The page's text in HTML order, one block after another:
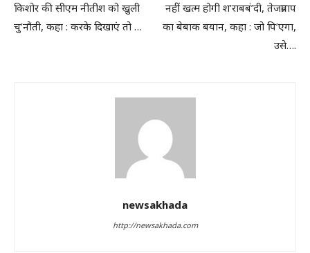
किशोर की सीएम नीतीश को खुली
चु’नौती, कहा : करके दिखाएं तो …
नहीं खत्म होगी श’राबबं’दी, तेजप्रताप
का बेबाक बयान, कहा : जो पि’एगा,
उसे….
newsakhada
http://newsakhada.com